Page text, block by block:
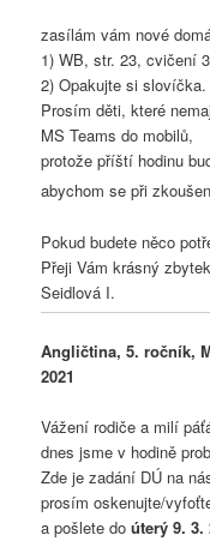
zasílám vám nové
1) WB, str. 23, cvičení
2) Opakujte si slovíčka.
Prosím děti, které
MS Teams do mobilů,
protože příští hodinu
abychom se při
Pokud budete něco
Přeji Vám krásný
Seidlová I.
Angličtina, 5. ročník,
2021
Vážení rodiče a milí
dnes jsme v hodině
Zde je zadání DÚ na
prosím oskenujte/
a pošlete doúterý 9. 3.